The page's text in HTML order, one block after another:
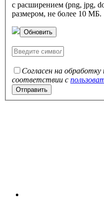
с расширением (png, jpg,
размером, не более 10 МБ.
Обновить
Согласен на
соответствии с